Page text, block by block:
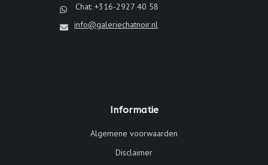
Chat: +316-2927 40 58
info@galeriechatnoir.nl
Informatie
Algemene voorwaarden
Disclaimer